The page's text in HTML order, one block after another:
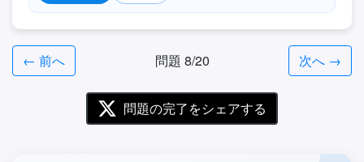
← 前へ 問題 8/20 次へ →
問題の完了をシェアする